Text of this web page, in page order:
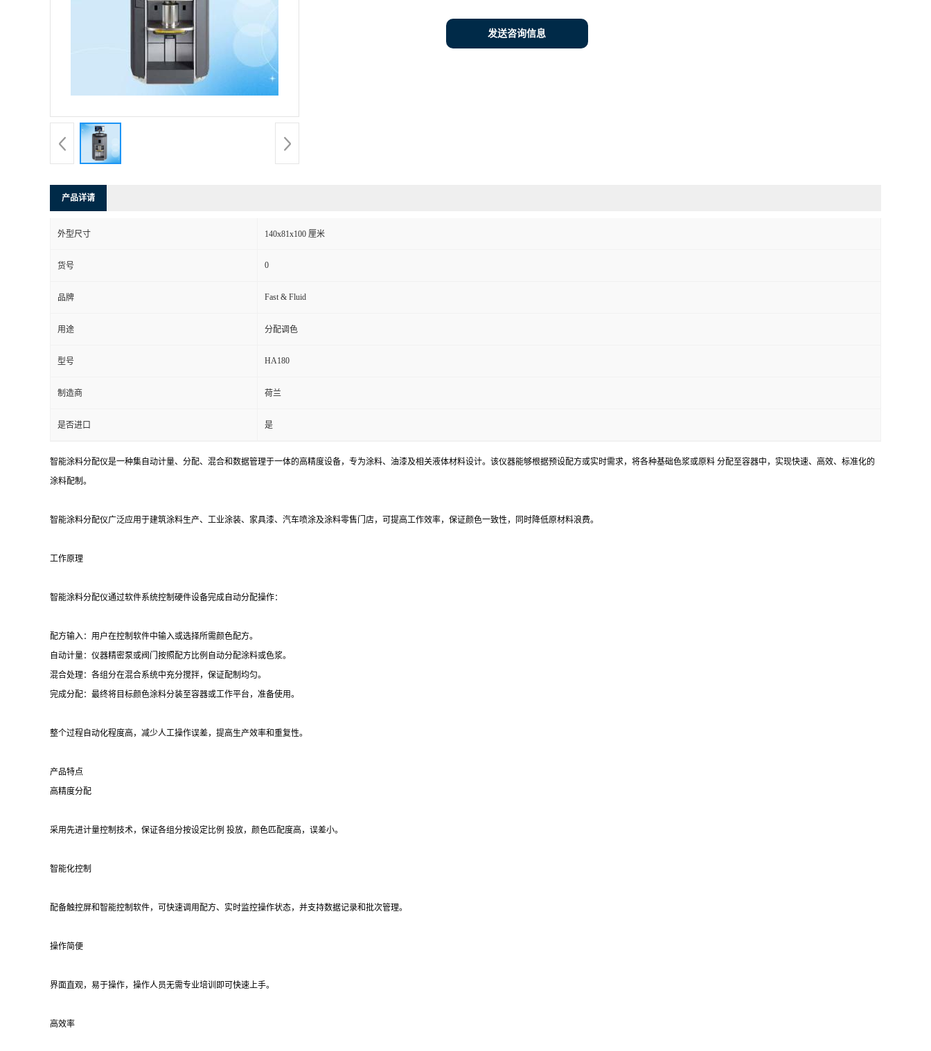
发送咨询信息
产品详请
外型尺寸 140x81x100 厘米
货号 0
品牌 Fast & Fluid
用途 分配调色
型号 HA180
制造商 荷兰
是否进口 是
智能涂料分配仪是一种集自动计量、分配、混合和数据管理于一体的高精度设备，专为涂料、油漆及相关液体材料设计。该仪器能够根据预设配方或实时需求，将各种基础色浆或原料 分配至容器中，实现快速、高效、标准化的
涂料配制。
智能涂料分配仪广泛应用于建筑涂料生产、工业涂装、家具漆、汽车喷涂及涂料零售门店，可提高工作效率，保证颜色一致性，同时降低原材料浪费。
工作原理
智能涂料分配仪通过软件系统控制硬件设备完成自动分配操作：
配方输入：用户在控制软件中输入或选择所需颜色配方。
自动计量：仪器精密泵或阀门按照配方比例自动分配涂料或色浆。
混合处理：各组分在混合系统中充分搅拌，保证配制均匀。
完成分配：最终将目标颜色涂料分装至容器或工作平台，准备使用。
整个过程自动化程度高，减少人工操作误差，提高生产效率和重复性。
产品特点
高精度分配
采用先进计量控制技术，保证各组分按设定比例 投放，颜色匹配度高，误差小。
智能化控制
配备触控屏和智能控制软件，可快速调用配方、实时监控操作状态，并支持数据记录和批次管理。
操作简便
界面直观，易于操作，操作人员无需专业培训即可快速上手。
高效率